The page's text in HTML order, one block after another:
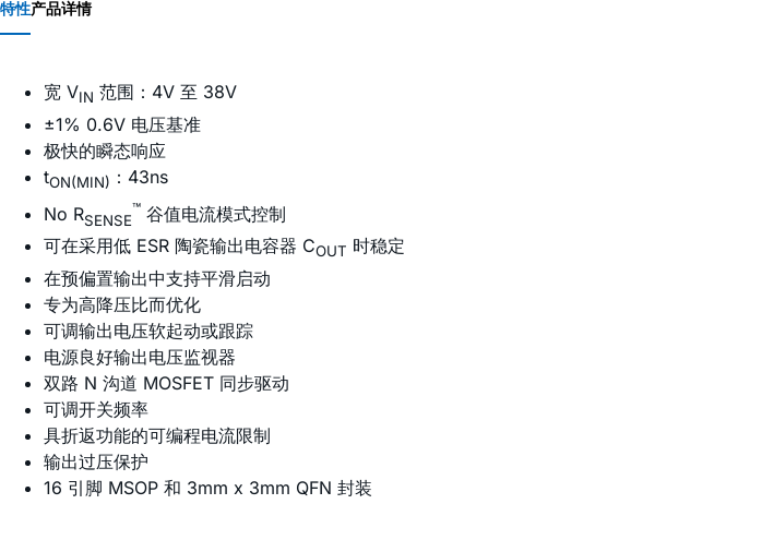
特性产品详情
宽 VIN 范围：4V 至 38V
±1% 0.6V 电压基准
极快的瞬态响应
tON(MIN) ：43ns
No RSENSE
™ 谷值电流模式控制
可在采用低 ESR 陶瓷输出电容器 COUT 时稳定
在预偏置输出中支持平滑启动
专为高降压比而优化
可调输出电压软起动或跟踪
电源良好输出电压监视器
双路 N 沟道 MOSFET 同步驱动
可调开关频率
具折返功能的可编程电流限制
输出过压保护
16 引脚 MSOP 和 3mm x 3mm QFN 封装